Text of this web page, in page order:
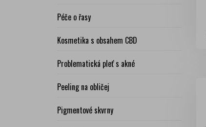
Péče o řasy
Kosmetika s obsahem CBD
Problematická pleť s akné
Peeling na obličej
Pigmentové skvrny